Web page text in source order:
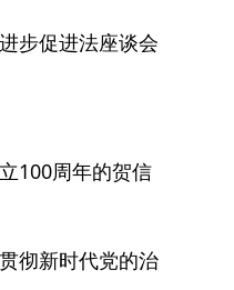
步促进法座谈会
100周年的贺信
彻新时代党的治